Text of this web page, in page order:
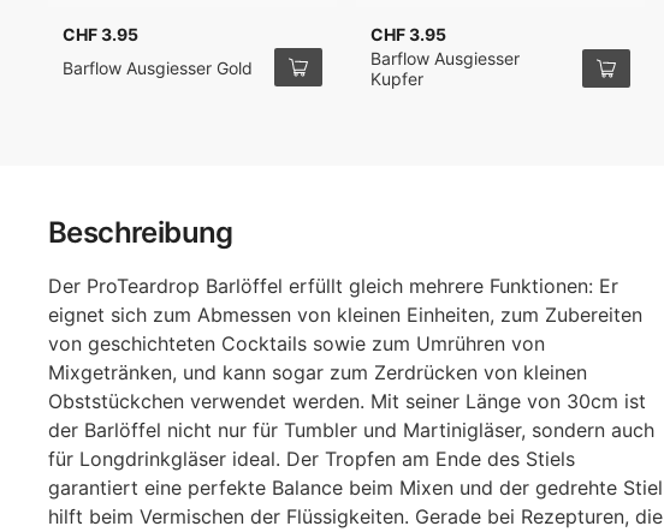
Beschreibung
Der ProTeardrop Barlöffel erfüllt gleich mehrere Funktionen: Er
eignet sich zum Abmessen von kleinen Einheiten, zum Zubereiten
von geschichteten Cocktails sowie zum Umrühren von
Mixgetränken, und kann sogar zum Zerdrücken von kleinen
Obststückchen verwendet werden. Mit seiner Länge von 30cm ist
der Barlöffel nicht nur für Tumbler und Martinigläser, sondern auch
für Longdrinkgläser ideal. Der Tropfen am Ende des Stiels
garantiert eine perfekte Balance beim Mixen und der gedrehte Stiel
hilft beim Vermischen der Flüssigkeiten. Gerade bei Rezepturen, die
CHF 3.95
Barflow Ausgiesser Gold
CHF 3.95
Barflow Ausgiesser
Kupfer